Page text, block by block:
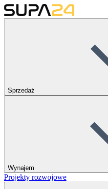
Sprzedaż
Wynajem
Projekty rozwojowe